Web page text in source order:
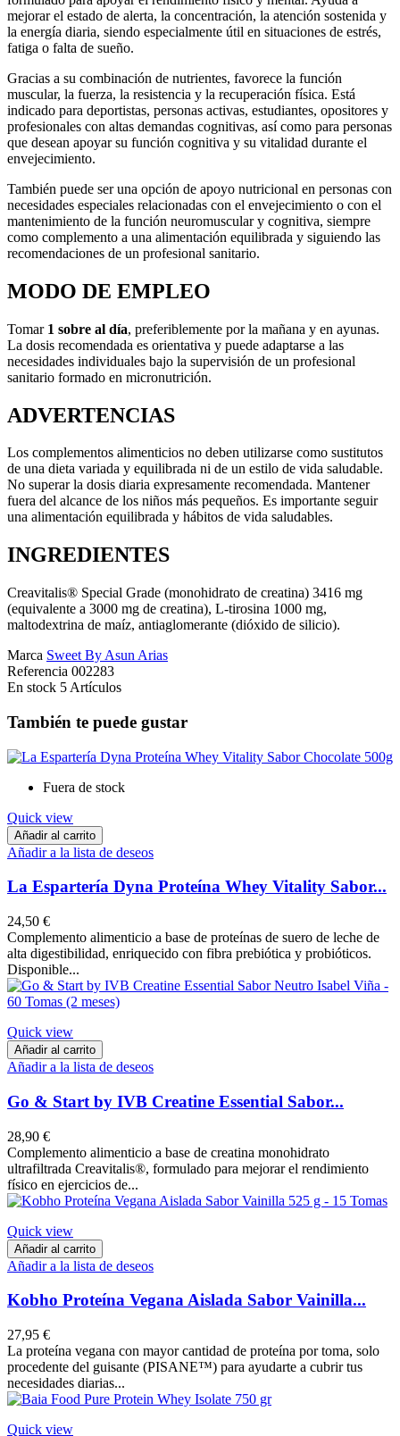
mejorar el estado de alerta, la concentración, la atención sostenida y
la energía diaria, siendo especialmente útil en situaciones de estrés,
fatiga o falta de sueño.
Gracias a su combinación de nutrientes, favorece la función
muscular, la fuerza, la resistencia y la recuperación física. Está
indicado para deportistas, personas activas, estudiantes, opositores y
profesionales con altas demandas cognitivas, así como para personas
que desean apoyar su función cognitiva y su vitalidad durante el
envejecimiento.
También puede ser una opción de apoyo nutricional en personas con
necesidades especiales relacionadas con el envejecimiento o con el
mantenimiento de la función neuromuscular y cognitiva, siempre
como complemento a una alimentación equilibrada y siguiendo las
recomendaciones de un profesional sanitario.
MODO DE EMPLEO
Tomar 1 sobre al día, preferiblemente por la mañana y en ayunas.
La dosis recomendada es orientativa y puede adaptarse a las
necesidades individuales bajo la supervisión de un profesional
sanitario formado en micronutrición.
ADVERTENCIAS
Los complementos alimenticios no deben utilizarse como sustitutos
de una dieta variada y equilibrada ni de un estilo de vida saludable.
No superar la dosis diaria expresamente recomendada. Mantener
fuera del alcance de los niños más pequeños. Es importante seguir
una alimentación equilibrada y hábitos de vida saludables.
INGREDIENTES
Creavitalis® Special Grade (monohidrato de creatina) 3416 mg
(equivalente a 3000 mg de creatina), L-tirosina 1000 mg,
maltodextrina de maíz, antiaglomerante (dióxido de silicio).
Marca Sweet By Asun Arias
Referencia 002283
En stock 5 Artículos
También te puede gustar
Fuera de stock
Quick view
Añadir al carrito
Añadir a la lista de deseos
La Espartería Dyna Proteína Whey Vitality Sabor...
24,50 €
Complemento alimenticio a base de proteínas de suero de leche de
alta digestibilidad, enriquecido con fibra prebiótica y probióticos.
Disponible...
Quick view
Añadir al carrito
Añadir a la lista de deseos
Go & Start by IVB Creatine Essential Sabor...
28,90 €
Complemento alimenticio a base de creatina monohidrato
ultrafiltrada Creavitalis®, formulado para mejorar el rendimiento
físico en ejercicios de...
Quick view
Añadir al carrito
Añadir a la lista de deseos
Kobho Proteína Vegana Aislada Sabor Vainilla...
27,95 €
La proteína vegana con mayor cantidad de proteína por toma, solo
procedente del guisante (PISANE™) para ayudarte a cubrir tus
necesidades diarias...
Quick view